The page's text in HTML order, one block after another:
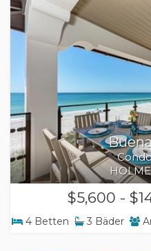
$5,600 -
4Betten 3 Bäder